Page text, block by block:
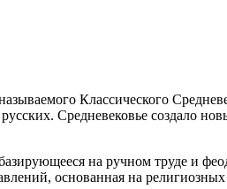
Классического
Средневековье создало
на ручном труде и
основанная на